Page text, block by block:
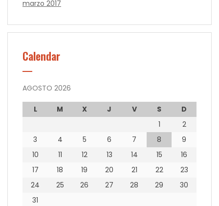
marzo 2017
Calendar
AGOSTO 2026
L M X J V S
D
1
2
3
4 5 6 7 8
9
10
11 12 13 14 15
16
17
18 19 20 21 22
23
24
25 26 27 28 29
30
31